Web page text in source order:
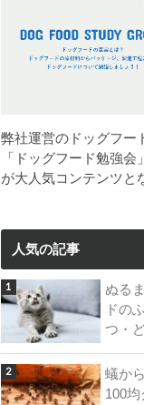
弊社運営のドッグフー
「ドッグフード勉強
が大人気コンテンツと
人気の記事
ぬる
ドの
つ・
蟻か
100